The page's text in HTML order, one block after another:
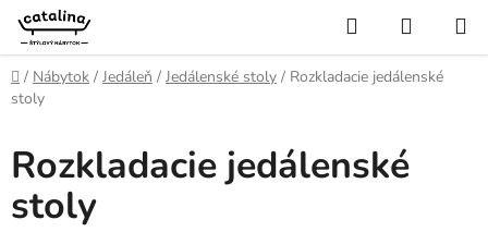
Prejsť
obsah
Hľadať
KOŠÍK
Domov
/ Nábytok / Jedáleň / Jedálenské stoly / Rozkladacie jedálenské
stoly
Rozkladacie jedálenské
stoly